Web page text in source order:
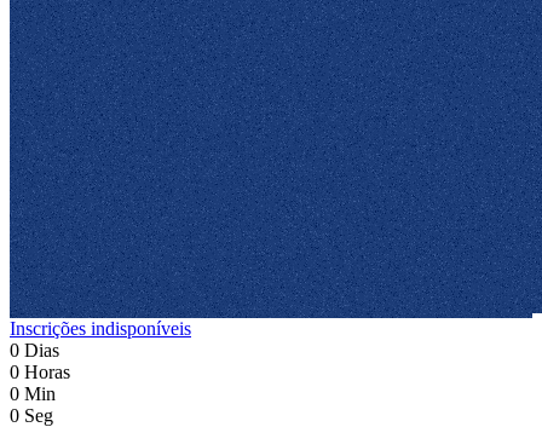
Inscrições indisponíveis
0 Dias
0 Horas
0 Min
0 Seg